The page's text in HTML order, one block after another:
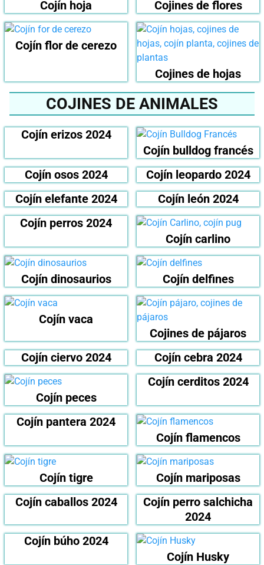
Cojín hoja Cojines de flores
Cojín flor de cerezo
Cojines de hojas
COJINES DE ANIMALES
Cojín erizos 2024
Cojín bulldog francés
Cojín osos 2024
Cojín leopardo 2024
Cojín elefante 2024
Cojín león 2024
Cojín perros 2024
Cojín carlino
Cojín dinosaurios Cojín delfines
Cojín vaca
Cojines de pájaros
Cojín ciervo 2024
Cojín cebra 2024
Cojín peces
Cojín cerditos 2024
Cojín pantera 2024
Cojín flamencos
Cojín tigre
Cojín mariposas
Cojín caballos 2024
Cojín perro salchicha
2024
Cojín búho 2024
Cojín Husky